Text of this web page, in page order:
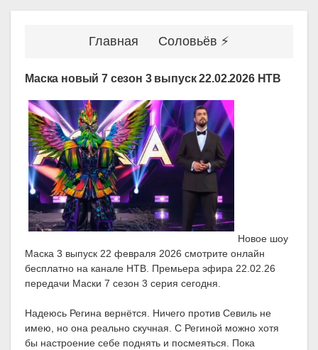
Главная Соловьёв ⚡
Маска новый 7 сезон 3 выпуск 22.02.2026 НТВ
Новое шоу
Маска 3 выпуск 22 февраля 2026 смотрите онлайн
бесплатно на канале НТВ. Премьера эфира 22.02.26
передачи Маски 7 сезон 3 серия сегодня.
Надеюсь Регина вернётся. Ничего против Севиль не
имею, но она реально скучная. С Региной можно хотя
бы настроение себе поднять и посмеяться. Пока